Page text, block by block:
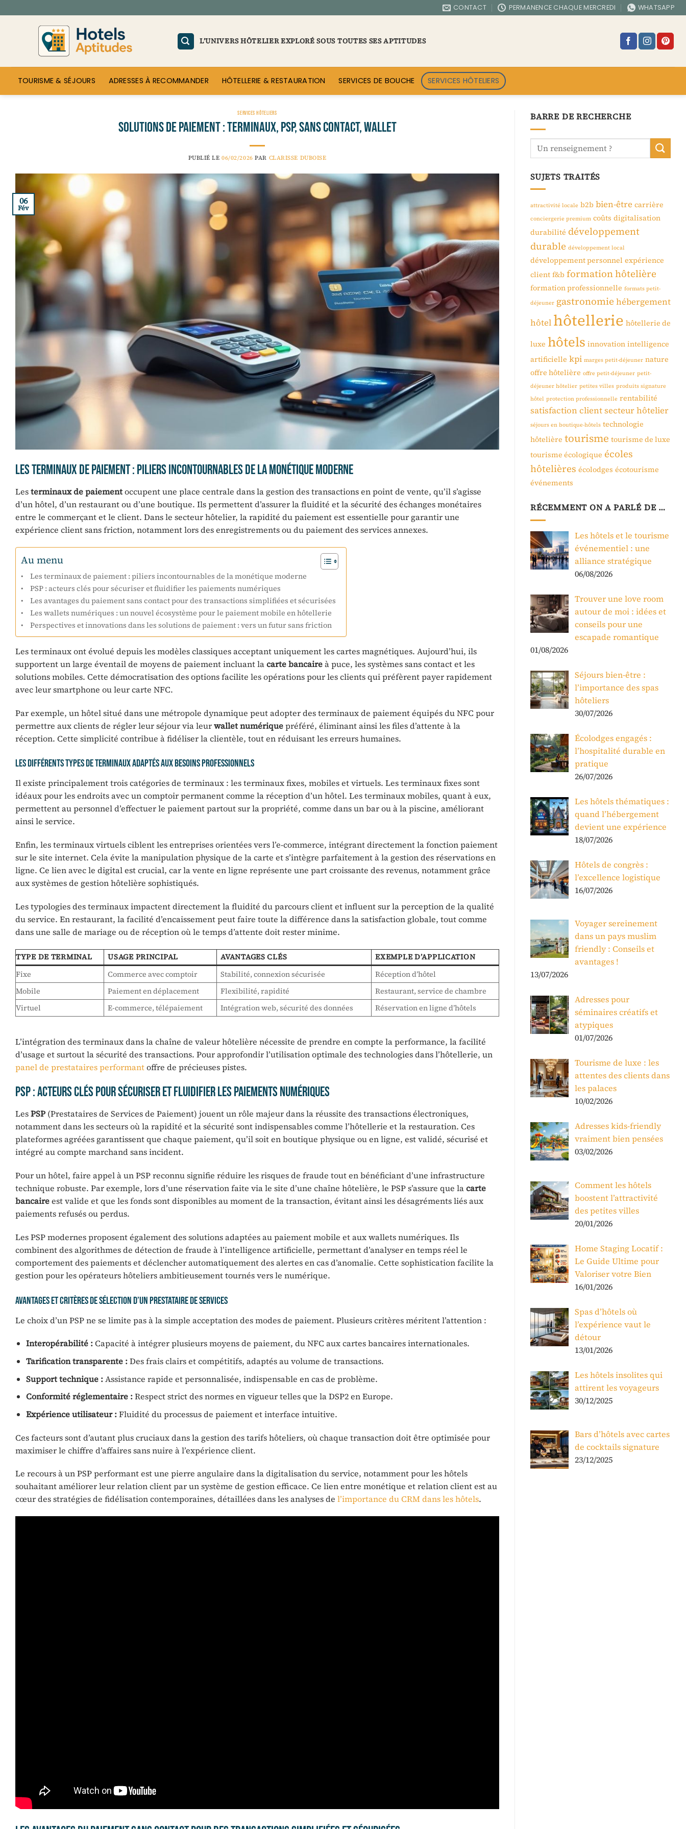
au
CONTACT PERMANENCE CHAQUE MERCREDI WHATSAPP
L’UNIVERS HÔTELIER EXPLORÉ SOUS TOUTES SES APTITUDES
TOURISME & SÉJOURS ADRESSES À RECOMMANDER HÔTELLERIE & RESTAURATION SERVICES DE BOUCHE SERVICES HÔTELIERS
SERVICES HÔTELIERS
Solutions de paiement : terminaux, PSP, sans contact, wallet
PUBLIÉ LE06/02/2026 PAR CLARISSE DUBOISE
06
Fév
Les terminaux de paiement : piliers incontournables de la monétique moderne
Lesterminaux de paiementoccupent une place centrale dans la gestion des transactions en point de vente, qu’il s’agisse
d’un hôtel, d’un restaurant ou d’une boutique. Ils permettent d’assurer la fluidité et la sécurité des échanges monétaires
entre le commerçant et le client. Dans le secteur hôtelier, la rapidité du paiement est essentielle pour garantir une
expérience client sans friction, notamment lors des enregistrements ou du paiement des services annexes.
Au menu
Les terminaux de paiement : piliers incontournables de la monétique moderne
PSP : acteurs clés pour sécuriser et fluidifier les paiements numériques
Les avantages du paiement sans contact pour des transactions simplifiées et sécurisées
Les wallets numériques : un nouvel écosystème pour le paiement mobile en hôtellerie
Perspectives et innovations dans les solutions de paiement : vers un futur sans friction
Les terminaux ont évolué depuis les modèles classiques acceptant uniquement les cartes magnétiques. Aujourd’hui, ils
supportent un large éventail de moyens de paiement incluant lacarte bancaireà puce, les systèmes sans contact et les
solutions mobiles. Cette démocratisation des options facilite les opérations pour les clients qui préfèrent payer rapidement
avec leur smartphone ou leur carte NFC.
Par exemple, un hôtel situé dans une métropole dynamique peut adopter des terminaux de paiement équipés du NFC pour
permettre aux clients de régler leur séjour via leurwallet numériquepréféré, éliminant ainsi les files d’attente à la
réception. Cette simplicité contribue à fidéliser la clientèle, tout en réduisant les erreurs humaines.
Les différents types de terminaux adaptés aux besoins professionnels
Il existe principalement trois catégories de terminaux : les terminaux fixes, mobiles et virtuels. Les terminaux fixes sont
idéaux pour les endroits avec un comptoir permanent comme la réception d’un hôtel. Les terminaux mobiles, quant à eux,
permettent au personnel d’effectuer le paiement partout sur la propriété, comme dans un bar ou à la piscine, améliorant
ainsi le service.
Enfin, les terminaux virtuels ciblent les entreprises orientées vers l’e-commerce, intégrant directement la fonction paiement
sur le site internet. Cela évite la manipulation physique de la carte et s’intègre parfaitement à la gestion des réservations en
ligne. Ce lien avec le digital est crucial, car la vente en ligne représente une part croissante des revenus, notamment grâce
aux systèmes de gestion hôtelière sophistiqués.
Les typologies des terminaux impactent directement la fluidité du parcours client et influent sur la perception de la qualité
du service. En restaurant, la facilité d’encaissement peut faire toute la différence dans la satisfaction globale, tout comme
dans une salle de mariage ou de réception où le temps d’attente doit rester minime.
TYPE DE TERMINAL USAGE PRINCIPAL AVANTAGES CLÉS
EXEMPLE D’APPLICATION
Fixe
Commerce avec comptoir Stabilité, connexion sécurisée
Réception d’hôtel
Mobile
Paiement en déplacement Flexibilité, rapidité
Restaurant, service de chambre
Virtuel
E-commerce, télépaiement Intégration web, sécurité des données Réservation en ligne d’hôtels
L’intégration des terminaux dans la chaîne de valeur hôtelière nécessite de prendre en compte la performance, la facilité
d’usage et surtout la sécurité des transactions. Pour approfondir l’utilisation optimale des technologies dans l’hôtellerie, un
panel de prestataires performantoffre de précieuses pistes.
PSP : acteurs clés pour sécuriser et fluidifier les paiements numériques
LesPSP (Prestataires de Services de Paiement) jouent un rôle majeur dans la réussite des transactions électroniques,
notamment dans les secteurs où la rapidité et la sécurité sont indispensables comme l’hôtellerie et la restauration. Ces
plateformes agréées garantissent que chaque paiement, qu’il soit en boutique physique ou en ligne, est validé, sécurisé et
intégré au compte marchand sans incident.
Pour un hôtel, faire appel à un PSP reconnu signifie réduire les risques de fraude tout en bénéficiant d’une infrastructure
technique robuste. Par exemple, lors d’une réservation faite via le site d’une chaîne hôtelière, le PSP s’assure que lacarte
bancaireest valide et que les fonds sont disponibles au moment de la transaction, évitant ainsi les désagréments liés aux
paiements refusés ou perdus.
Les PSP modernes proposent également des solutions adaptées au paiement mobile et aux wallets numériques. Ils
combinent des algorithmes de détection de fraude à l’intelligence artificielle, permettant d’analyser en temps réel le
comportement des paiements et déclencher automatiquement des alertes en cas d’anomalie. Cette sophistication facilite la
gestion pour les opérateurs hôteliers ambitieusement tournés vers le numérique.
Avantages et critères de sélection d’un prestataire de services
Le choix d’un PSP ne se limite pas à la simple acceptation des modes de paiement. Plusieurs critères méritent l’attention :
Interopérabilité :Capacité à intégrer plusieurs moyens de paiement, du NFC aux cartes bancaires internationales.
Tarification transparente :Des frais clairs et compétitifs, adaptés au volume de transactions.
Support technique :Assistance rapide et personnalisée, indispensable en cas de problème.
Conformité réglementaire :Respect strict des normes en vigueur telles que la DSP2 en Europe.
Expérience utilisateur :Fluidité du processus de paiement et interface intuitive.
Ces facteurs sont d’autant plus cruciaux dans la gestion des tarifs hôteliers, où chaque transaction doit être optimisée pour
maximiser le chiffre d’affaires sans nuire à l’expérience client.
Le recours à un PSP performant est une pierre angulaire dans la digitalisation du service, notamment pour les hôtels
souhaitant améliorer leur relation client par un système de gestion efficace. Ce lien entre monétique et relation client est au
cœur des stratégies de fidélisation contemporaines, détaillées dans les analyses de l’importance du CRM dans les hôtels.
BARRE DE RECHERCHE
SUJETS TRAITÉS
attractivité locale b2b bien-être carrière
conciergerie premium coûts digitalisation
durabilité développement
durable développement local
développement personnel expérience
client f&b formation hôtelière
formation professionnelle formats petit-
déjeuner gastronomie hébergement
hôtel hôtellerie hôtellerie de
luxe hôtels innovation intelligence
artificielle kpi marges petit-déjeuner nature
offre hôtelière offre petit-déjeuner petit-
déjeuner hôtelier petites villes produits signature
hôtel protection professionnelle rentabilité
satisfaction clientsecteur hôtelier
séjours en boutique-hôtels technologie
hôtelière tourisme tourisme de luxe
tourisme écologique écoles
hôtelières écolodges écotourisme
événements
RÉCEMMENT ON A PARLÉ DE …
Les hôtels et le tourisme
événementiel : une
alliance stratégique
06/08/2026
Trouver une love room
autour de moi : idées et
conseils pour une
escapade romantique
01/08/2026
Séjours bien-être :
l’importance des spas
hôteliers
30/07/2026
Écolodges engagés :
l’hospitalité durable en
pratique
26/07/2026
Les hôtels thématiques :
quand l’hébergement
devient une expérience
18/07/2026
Hôtels de congrès :
l’excellence logistique
16/07/2026
Voyager sereinement
dans un pays muslim
friendly : Conseils et
avantages !
13/07/2026
Adresses pour
séminaires créatifs et
atypiques
01/07/2026
Tourisme de luxe : les
attentes des clients dans
les palaces
10/02/2026
Adresses kids-friendly
vraiment bien pensées
03/02/2026
Comment les hôtels
boostent l’attractivité
des petites villes
20/01/2026
Home Staging Locatif :
Le Guide Ultime pour
Valoriser votre Bien
16/01/2026
Spas d’hôtels où
l’expérience vaut le
détour
13/01/2026
Les hôtels insolites qui
attirent les voyageurs
30/12/2025
Bars d’hôtels avec cartes
de cocktails signature
23/12/2025